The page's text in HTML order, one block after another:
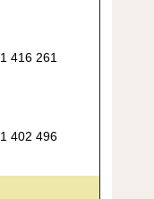
1 416 261
1 402 496